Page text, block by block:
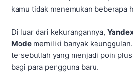
kamu tidak menemukan beberapa
Di luar dari kekurangannya,
Mode memiliki banyak
tersebutlah yang menjadi poin
bagi para pengguna baru.